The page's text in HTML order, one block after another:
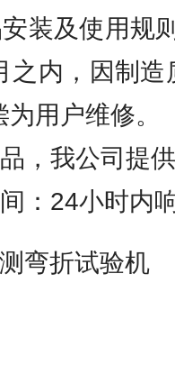
装及使用规
之内，因制
用户维修。
，我公司提
：24小时内